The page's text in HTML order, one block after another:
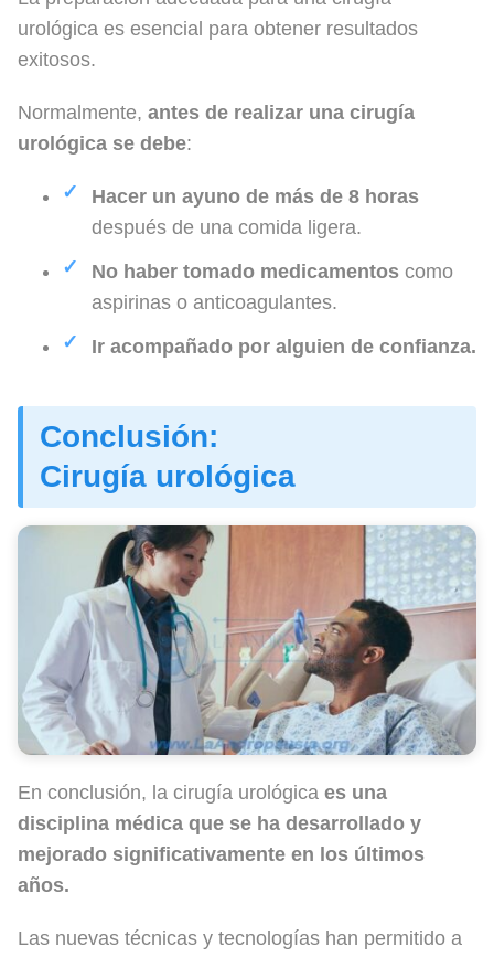
urológica es esencial para obtener resultados
exitosos.
Normalmente, antes de realizar una cirugía
urológica se debe:
Hacer un ayuno de más de 8 horas
después de una comida ligera.
No haber tomado medicamentos como
aspirinas o anticoagulantes.
Ir acompañado por alguien de confianza.
Conclusión:
Cirugía urológica
En conclusión, la cirugía urológica es una
disciplina médica que se ha desarrollado y
mejorado significativamente en los últimos
años.
Las nuevas técnicas y tecnologías han permitido a